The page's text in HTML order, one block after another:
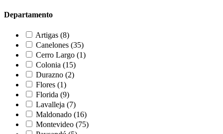
Departamento
Artigas (8)
Canelones (35)
Cerro Largo (1)
Colonia (15)
Durazno (2)
Flores (1)
Florida (9)
Lavalleja (7)
Maldonado (16)
Montevideo (75)